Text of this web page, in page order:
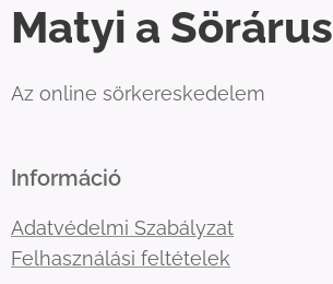
Matyi a Sörárus
Az online sörkereskedelem
Információ
Adatvédelmi Szabályzat
Felhasználási feltételek